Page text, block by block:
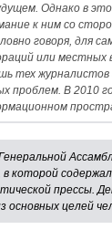
Однако в
к ним со
говоря, для
или
тех
проблем. В 2010
которой
прессы.
целей